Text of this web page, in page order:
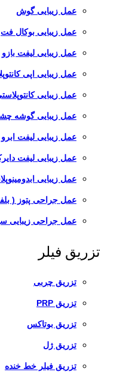
عمل زیبایی گوش
عمل زیبایی بوکال فت
عمل زیبایی لیفت بازو
عمل زیبایی اپی
عمل زیبایی
عمل زیبایی گوشه
عمل زیبایی لیفت ابرو
عمل زیبایی لیفت
عمل زیبایی
عمل جراحی پتوز (
عمل جراحی زیبایی
تزریق فیلر
تزریق چربی
تزریق PRP
تزریق بوتاکس
تزریق ژل
تزریق فیلر خط خنده